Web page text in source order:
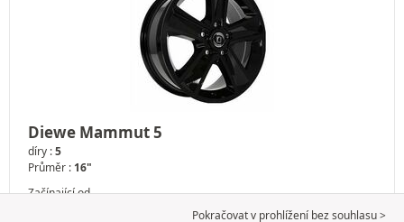
Diewe Mammut 5
díry :5
Průměr : 16"
Začínající od
Kusová cenaPokračovat v prohlížení bez souhlasu >